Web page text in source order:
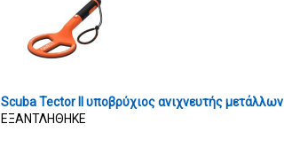
Scuba Tector II υποβρύχιος ανιχνευτής μετάλλων
ΕΞΑΝΤΛΗΘΗΚΕ